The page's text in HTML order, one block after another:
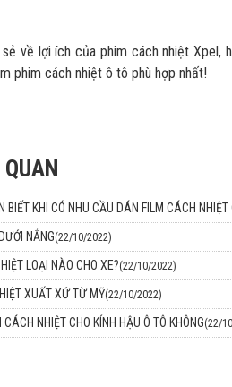
sẻ về lợi ích của phim cách nhiệt
phim cách nhiệt ô tô phù hợp nhất!
BIẾT KHI CÓ NHU CẦU DÁN FILM CÁCH NHIỆT
NẮNG(22/10/2022)
LOẠI NÀO CHO XE?(22/10/2022)
XUẤT XỨ TỪ MỸ(22/10/2022)
NHIỆT CHO KÍNH HẬU Ô TÔ KHÔNG(22/